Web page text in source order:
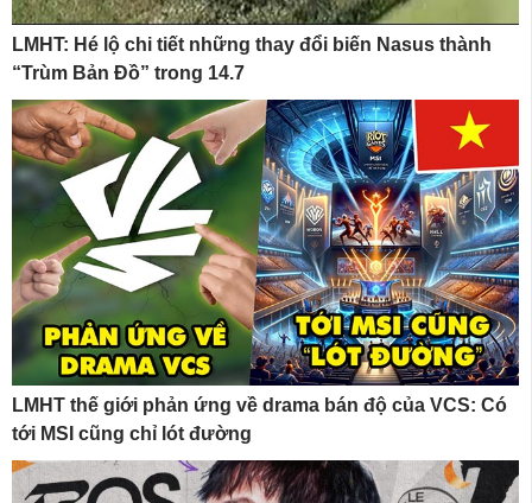
LMHT: Hé lộ chi tiết những thay đổi biến Nasus thành
“Trùm Bản Đồ” trong 14.7
LMHT thế giới phản ứng về drama bán độ của VCS: Có
tới MSI cũng chỉ lót đường